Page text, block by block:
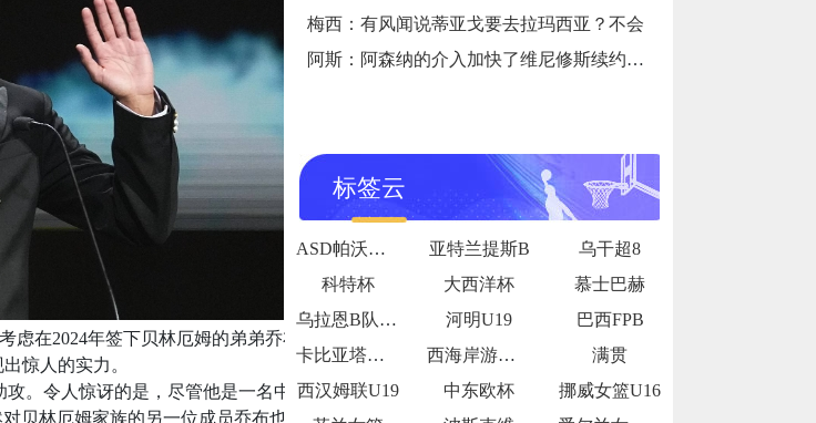
在2024年签下贝林厄姆的弟弟乔布·贝林厄姆。
惊人的实力。
。令人惊讶的是，尽管他是一名中场球员，却能
贝林厄姆家族的另一位成员乔布也产生了浓厚的
梅西：有风闻说蒂亚戈要去拉玛西亚？不会
阿斯：阿森纳的介入加快了维尼修斯续约，新约年薪为2400万欧
标签云
ASD帕沃内塞 亚特兰提斯B
乌干超8
科特杯
大西洋杯
慕士巴赫
乌拉恩B队U19
河明U19
巴西FPB
卡比亚塔公牛
西海岸游骑兵女足
满贯
西汉姆联U19
中东欧杯
挪威女篮U16